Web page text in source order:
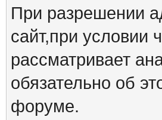
При разрешении
сайт,при условии
рассматривает
обязательно об
форуме.